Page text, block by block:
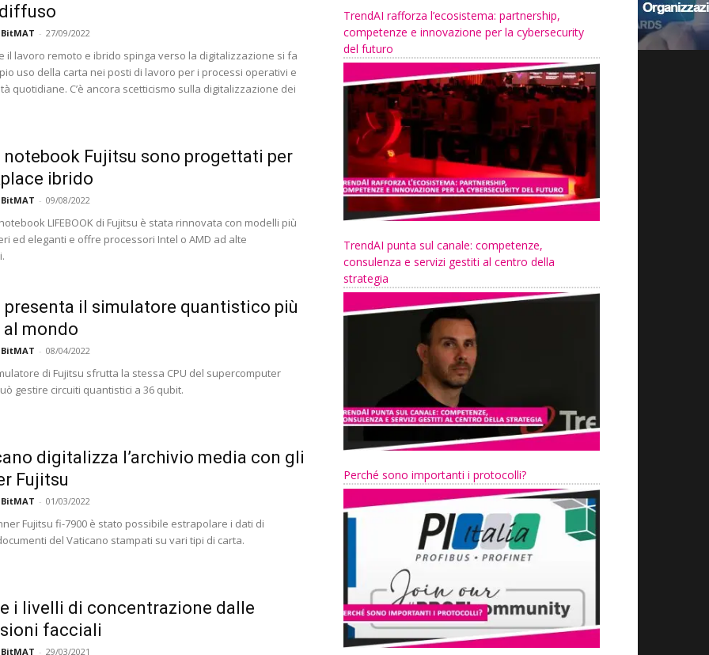
- 27/09/2022
il lavoro remoto e ibrido spinga verso la digitalizzazione si fa
uso della carta nei posti di lavoro per i processi operativi e
quotidiane. C’è ancora scetticismo sulla digitalizzazione dei
notebook Fujitsu sono progettati per
ibrido
- 09/08/2022
LIFEBOOK di Fujitsu è stata rinnovata con modelli più
ed eleganti e offre processori Intel o AMD ad alte
presenta il simulatore quantistico più
mondo
- 08/04/2022
di Fujitsu sfrutta la stessa CPU del supercomputer
gestire circuiti quantistici a 36 qubit.
digitalizza l’archivio media con gli
Fujitsu
- 01/03/2022
Fujitsu fi-7900 è stato possibile estrapolare i dati di
del Vaticano stampati su vari tipi di carta.
i livelli di concentrazione dalle
facciali
- 29/03/2021
TrendAI rafforza l’ecosistema: partnership,
competenze e innovazione per la cybersecurity
del futuro
TrendAI punta sul canale: competenze,
consulenza e servizi gestiti al centro della
strategia
Perché sono importanti i protocolli?